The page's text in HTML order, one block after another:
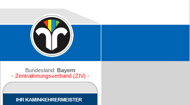
Bundesland: Bayern
- Zentralinnungsverband (ZIV) -